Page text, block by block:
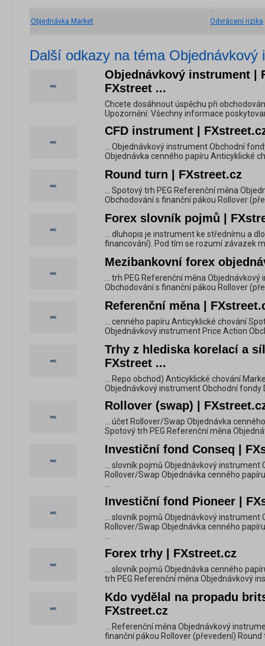
Objednávka Market Odvrácení rizika
Další odkazy na téma Objednávkový
Objednávkový instrument |
FXstreet ...
Chcete dosáhnout úspěchu při
Upozornění: Všechny informace
CFD instrument |
... Objednávkový instrument Obchodní
Objednávka cenného papíru Anticyklické
Round turn | FXstreet.cz
... Spotový trh PEG Referenční měna
Obchodování s finanční pákou Rollover
Forex slovník pojmů |
... dluhopis je instrument ke střednímu a
financování). Pod tím se rozumí závazek
Mezibankovní forex
... trh PEG Referenční měna
Obchodování s finanční pákou Rollover
Referenční měna |
... cenného papíru Anticyklické chování
Objednávkový instrument Price Action
Trhy z hlediska korelací a
FXstreet ...
... Repo obchod) Anticyklické chování
Objednávkový instrument Obchodní fondy
Rollover (swap) |
... účet Rollover/Swap Objednávka
Spotový trh PEG Referenční měna
Investiční fond Conseq |
... slovník pojmů Objednávkový instrument
Rollover/Swap Objednávka cenného
...
Investiční fond Pioneer |
... slovník pojmů Objednávkový instrument
Rollover/Swap Objednávka cenného
...
Forex trhy | FXstreet.cz
... slovník pojmů Objednávka cenného
trh PEG Referenční měna Objednávkový
Kdo vydělal na propadu
FXstreet.cz
... Referenční měna Objednávkový
finanční pákou Rollover (převedení) Round